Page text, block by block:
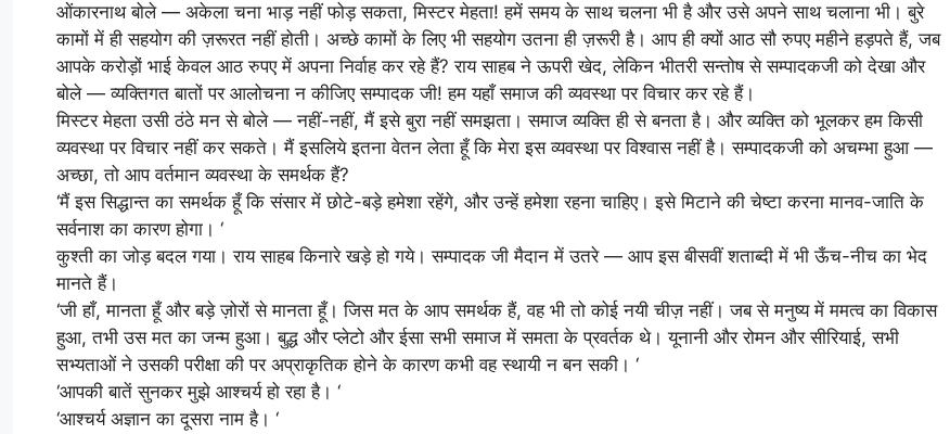
ओंकारनाथ बोले — अकेला चना भाड़ नहीं फोड़ सकता, मिस्टर मेहता! हमें समय के साथ चलना भी है और उसे अपने साथ चलाना भी। बुरे
कामों में ही सहयोग की ज़रूरत नहीं होती। अच्छे कामों के लिए भी सहयोग उतना ही ज़रूरी है। आप ही क्यों आठ सौ रुपए महीने हड़पते हैं, जब
आपके करोड़ों भाई केवल आठ रुपए में अपना निर्वाह कर रहे हैं? राय साहब ने ऊपरी खेद, लेकिन भीतरी सन्तोष से सम्पादकजी को देखा और
बोले — व्यक्तिगत बातों पर आलोचना न कीजिए सम्पादक जी! हम यहाँ समाज की व्यवस्था पर विचार कर रहे हैं।
मिस्टर मेहता उसी ठंठे मन से बोले — नहीं-नहीं, मैं इसे बुरा नहीं समझता। समाज व्यक्ति ही से बनता है। और व्यक्ति को भूलकर हम किसी
व्यवस्था पर विचार नहीं कर सकते। मैं इसलिये इतना वेतन लेता हूँ कि मेरा इस व्यवस्था पर विश्वास नहीं है। सम्पादकजी को अचम्भा हुआ —
अच्छा, तो आप वर्तमान व्यवस्था के समर्थक हैं?
‘मैं इस सिद्धान्त का समर्थक हूँ कि संसार में छोटे-बड़े हमेशा रहेंगे, और उन्हें हमेशा रहना चाहिए। इसे मिटाने की चेष्टा करना मानव-जाति के
सर्वनाश का कारण होगा। ‘
कुश्ती का जोड़ बदल गया। राय साहब किनारे खड़े हो गये। सम्पादक जी मैदान में उतरे — आप इस बीसवीं शताब्दी में भी ऊँच-नीच का भेद
मानते हैं।
‘जी हाँ, मानता हूँ और बड़े ज़ोरों से मानता हूँ। जिस मत के आप समर्थक हैं, वह भी तो कोई नयी चीज़ नहीं। जब से मनुष्य में ममत्व का विकास
हुआ, तभी उस मत का जन्म हुआ। बुद्ध और प्लेटो और ईसा सभी समाज में समता के प्रवर्तक थे। यूनानी और रोमन और सीरियाई, सभी
सभ्यताओं ने उसकी परीक्षा की पर अप्राकृतिक होने के कारण कभी वह स्थायी न बन सकी। ‘
‘आपकी बातें सुनकर मुझे आश्चर्य हो रहा है। ‘
‘आश्चर्य अज्ञान का दूसरा नाम है। ‘